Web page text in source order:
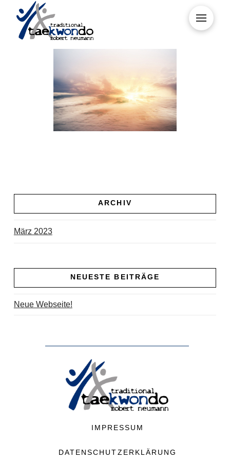
ARCHIV
März 2023
NEUESTE BEITRÄGE
Neue Webseite!
IMPRESSUM
DATENSCHUTZERKLÄRUNG